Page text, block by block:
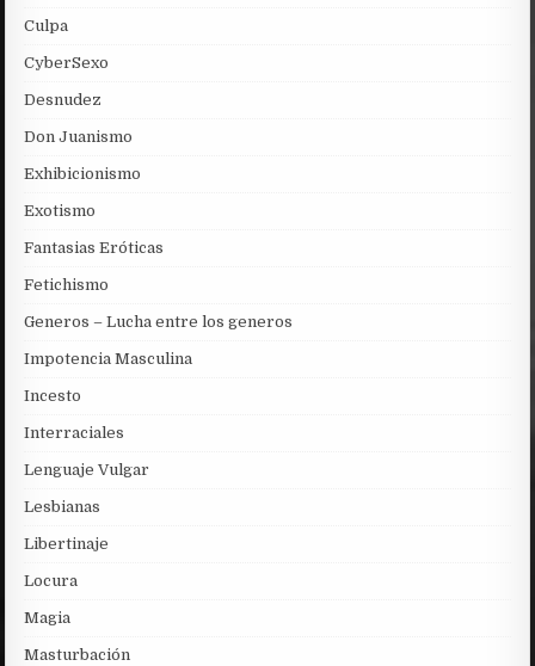
Culpa
CyberSexo
Desnudez
Don Juanismo
Exhibicionismo
Exotismo
Fantasias Eróticas
Fetichismo
Generos – Lucha entre los generos
Impotencia Masculina
Incesto
Interraciales
Lenguaje Vulgar
Lesbianas
Libertinaje
Locura
Magia
Masturbación